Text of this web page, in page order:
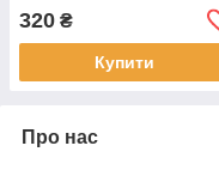
320 ₴
Купити
Про нас